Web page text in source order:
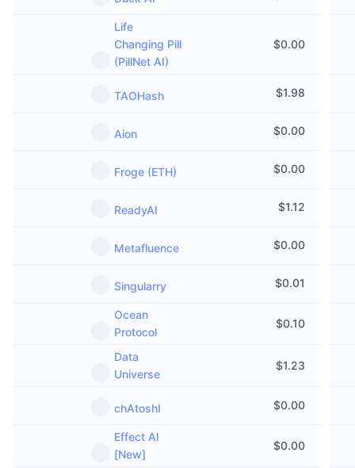
Life
Changing Pill
(PillNet AI)
$0.00
TAOHash $1.98
Aion $0.00
Froge (ETH) $0.00
ReadyAI $1.12
Metafluence $0.00
Singularry $0.01
Ocean
Protocol
$0.10
Data
Universe
$1.23
chAtoshI $0.00
Effect AI
[New]
$0.00